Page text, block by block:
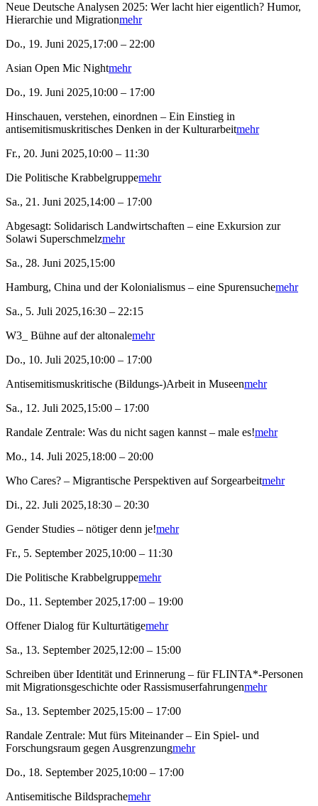
Neue Deutsche Analysen 2025: Wer lacht hier eigentlich? Humor,
Hierarchie und Migrationmehr
Do., 19. Juni 2025,17:00 – 22:00
Asian Open Mic Nightmehr
Do., 19. Juni 2025,10:00 – 17:00
Hinschauen, verstehen, einordnen – Ein Einstieg in
antisemitismuskritisches Denken in der Kulturarbeitmehr
Fr., 20. Juni 2025,10:00 – 11:30
Die Politische Krabbelgruppemehr
Sa., 21. Juni 2025,14:00 – 17:00
Abgesagt: Solidarisch Landwirtschaften – eine Exkursion zur
Solawi Superschmelzmehr
Sa., 28. Juni 2025,15:00
Hamburg, China und der Kolonialismus – eine Spurensuchemehr
Sa., 5. Juli 2025,16:30 – 22:15
W3_ Bühne auf der altonalemehr
Do., 10. Juli 2025,10:00 – 17:00
Antisemitismuskritische (Bildungs-)Arbeit in Museenmehr
Sa., 12. Juli 2025,15:00 – 17:00
Randale Zentrale: Was du nicht sagen kannst – male es!mehr
Mo., 14. Juli 2025,18:00 – 20:00
Who Cares? – Migrantische Perspektiven auf Sorgearbeitmehr
Di., 22. Juli 2025,18:30 – 20:30
Gender Studies – nötiger denn je!mehr
Fr., 5. September 2025,10:00 – 11:30
Die Politische Krabbelgruppemehr
Do., 11. September 2025,17:00 – 19:00
Offener Dialog für Kulturtätigemehr
Sa., 13. September 2025,12:00 – 15:00
Schreiben über Identität und Erinnerung – für FLINTA*-Personen
mit Migrationsgeschichte oder Rassismuserfahrungenmehr
Sa., 13. September 2025,15:00 – 17:00
Randale Zentrale: Mut fürs Miteinander – Ein Spiel- und
Forschungsraum gegen Ausgrenzungmehr
Do., 18. September 2025,10:00 – 17:00
Antisemitische Bildsprachemehr